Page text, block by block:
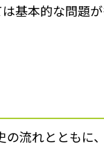
基本的な問題
流れとともに